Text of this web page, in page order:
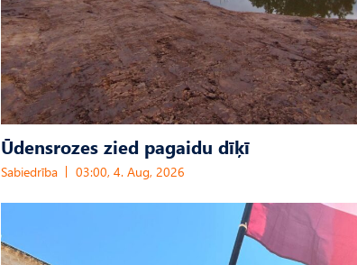
Ūdensrozes zied pagaidu dīķī
Sabiedrība 03:00, 4. Aug, 2026